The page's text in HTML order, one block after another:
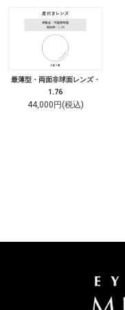
最薄型・両面非球面レンズ・
1.76
44,000円(税込)